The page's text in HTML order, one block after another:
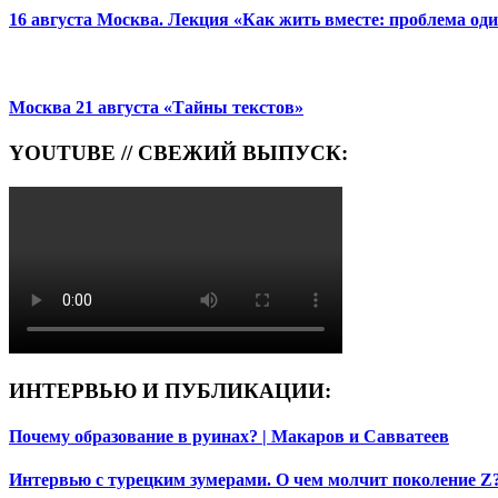
16 августа Москва. Лекция «Как жить вместе: проблема
Москва 21 августа «Тайны текстов»
YOUTUBE // СВЕЖИЙ ВЫПУСК:
ИНТЕРВЬЮ И ПУБЛИКАЦИИ:
Почему образование в руинах? | Макаров и Савватеев
Интервью с турецким зумерами. О чем молчит поколение